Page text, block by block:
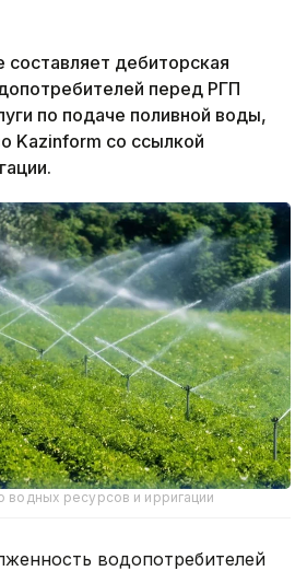
составляет дебиторская
перед РГП
по подаче поливной воды,
Kazinform со ссылкой
водных ресурсов и ирригации
водопотребителей